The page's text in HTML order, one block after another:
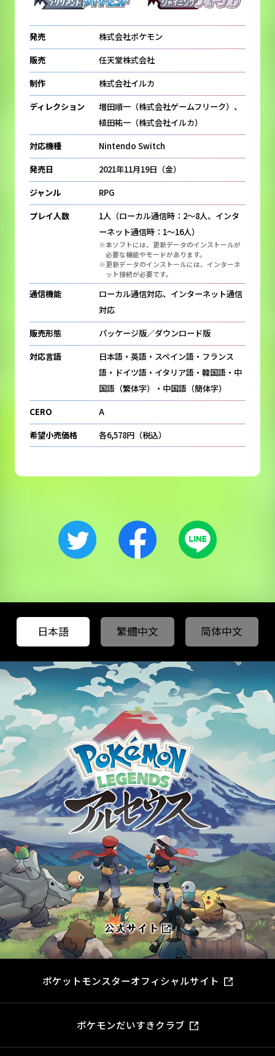
発売
株式会社ポケモン
販売
任天堂株式会社
制作
株式会社イルカ
ディレクション
増田順一（株式会社ゲームフリーク）、
植田祐一（株式会社イルカ）
対応機種
Nintendo Switch
発売日
2021年11月19日（金）
ジャンル
RPG
プレイ人数
1人（ローカル通信時：2～8人、インタ
ーネット通信時：1～16人）
※本ソフトには、更新データのインストールが
必要な機能やモードがあります。
※更新データのインストールには、インターネ
ット接続が必要です。
通信機能
ローカル通信対応、インターネット通信
対応
販売形態
パッケージ版／ダウンロード版
対応言語
日本語・英語・スペイン語・フランス
語・ドイツ語・イタリア語・韓国語・中
国語（繁体字）・中国語（簡体字）
CERO
A
希望小売価格
各6,578円（税込）
日本語 繁體中文 简体中文
ポケットモンスターオフィシャルサイト
ポケモンだいすきクラブ